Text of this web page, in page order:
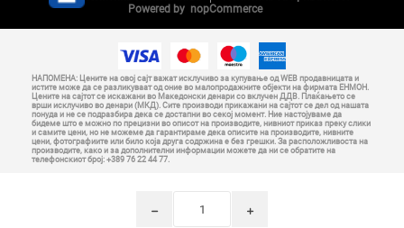
i
h
Powered by nopCommerce
НАПОМЕНА: Цените на овој сајт важат исклучиво за купување од WEB продавницата и
истите може да се разликуваат од оние во малопродажните објекти на фирмата ЕНМОН.
Цените на сајтот се искажани во Македонски денари со вклучен ДДВ. Плаќањето се
врши исклучиво во денари (МКД). Сите производи прикажани на сајтот се дел од нашата
понуда и не се подразбира дека се достапни во секој момент. Ние настојуваме да
бидеме што е можно по прецизни во описот на производите, нивниот приказ преку слики
и самите цени, но не можеме да гарантираме дека описите на производите, нивните
цени, фотографиите или било која друга содржина е без грешки. За расположливоста на
производите, како и за дополнителни информации можете да ни се обратите на
телефонскиот број: +389 76 22 44 77.